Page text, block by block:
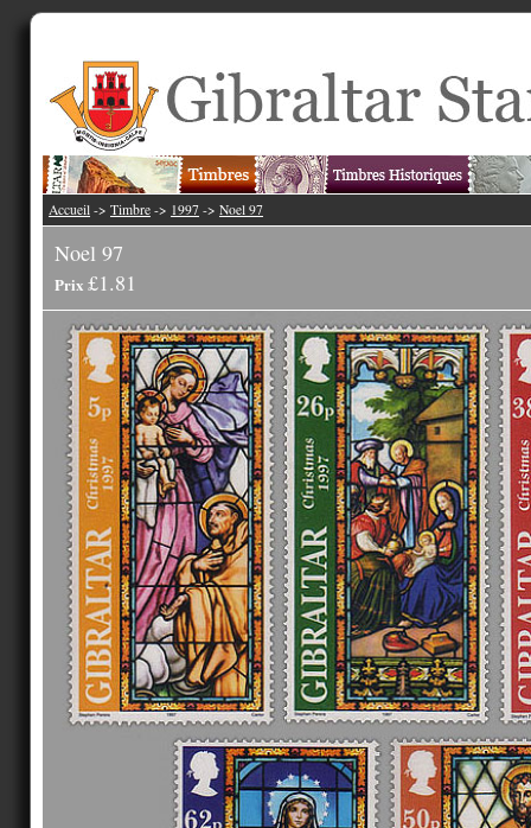
Accueil -> Timbre -> 1997 -> Noel 97
Noel 97
Prix £1.81